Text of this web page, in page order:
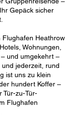
Gepäck sicher
Flughafen Heathrow
Wohnungen,
und umgekehrt –
jederzeit, rund
ist uns zu klein
hundert Koffer –
Tür-zu-Tür-
Flughafen